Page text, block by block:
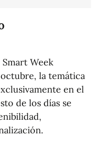
Week
la temática
en el
de los días se